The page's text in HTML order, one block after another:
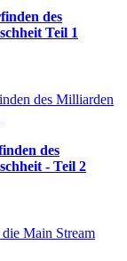
des
Teil 1
des
- Teil 2